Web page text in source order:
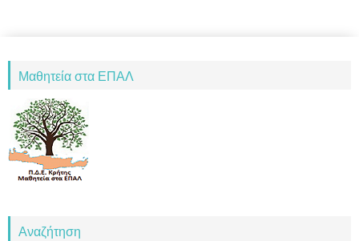
Μαθητεία στα ΕΠΑΛ
Αναζήτηση